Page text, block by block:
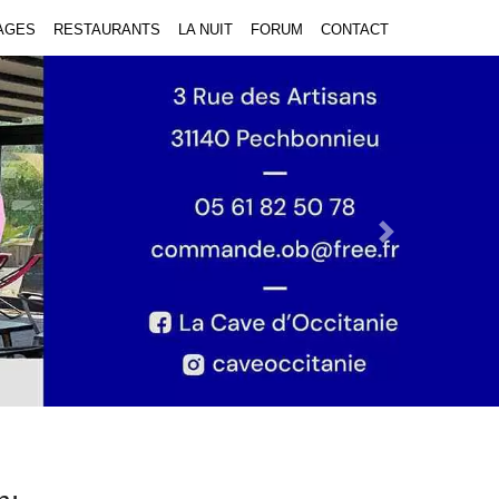
RESTAURANTS LA NUIT FORUM CONTACT
Next Slide